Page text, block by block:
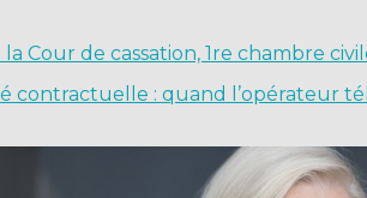
Cour de cassation, 1re chambre
contractuelle : quand l’opérateur